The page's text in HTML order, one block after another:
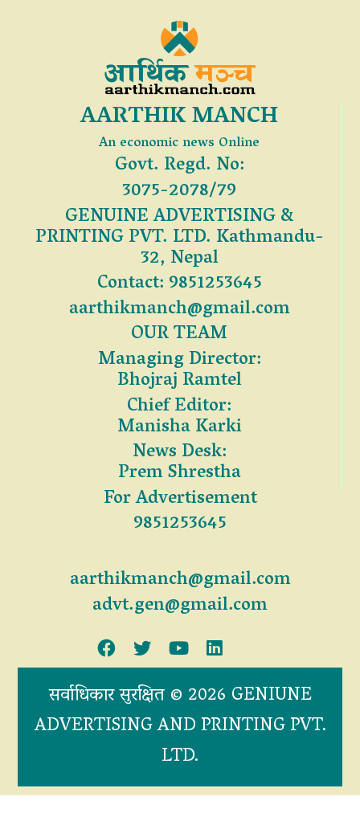
AARTHIK MANCH
An economic news Online
Govt. Regd. No:
3075-2078/79
GENUINE ADVERTISING &
PRINTING PVT. LTD. Kathmandu-
32, Nepal
Contact: 9851253645
aarthikmanch@gmail.com
OUR TEAM
Managing Director:
Bhojraj Ramtel
Chief Editor:
Manisha Karki
News Desk:
Prem Shrestha
For Advertisement
9851253645
aarthikmanch@gmail.com
advt.gen@gmail.com
सर्वाधिकार सुरक्षित © 2026 GENIUNE
ADVERTISING AND PRINTING PVT.
LTD.